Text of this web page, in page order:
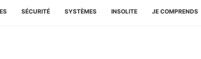
SÉCURITÉ SYSTÈMES INSOLITE JE COMPRENDS